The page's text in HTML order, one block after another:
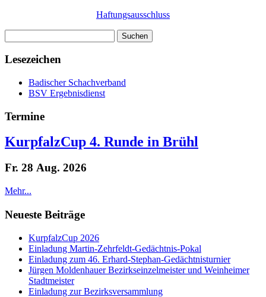
Haftungsausschluss
nach:
Lesezeichen
Badischer Schachverband
BSV Ergebnisdienst
Termine
KurpfalzCup 4. Runde in Brühl
Fr. 28 Aug. 2026
Mehr...
Neueste Beiträge
KurpfalzCup 2026
Einladung Martin-Zehrfeldt-Gedächtnis-Pokal
Einladung zum 46. Erhard-Stephan-Gedächtnisturnier
Jürgen Moldenhauer Bezirkseinzelmeister und Weinheimer
Stadtmeister
Einladung zur Bezirksversammlung